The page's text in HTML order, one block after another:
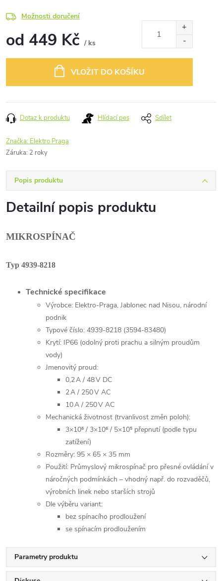
Možnosti doručení
od 449 Kč / ks
VLOŽIT DO KOŠÍKU
Dotaz k produktu Hlídací pes Sdílet
Značka: Elektro Praga
Záruka: 2 roky
Popis produktu
Detailní popis produktu
MIKROSPÍNAČ
Typ 4939-8218
Technické specifikace
Výrobce: Elektro-Praga, Jablonec nad Nisou, národní
podnik
Typové číslo: 4939-8218 (3594-83480)
Krytí: IP66 (odolný proti prachu a silným proudům
vody)
Jmenovitý proud:
0,2 A / 48 V DC
2 A / 250 V AC
10 A / 250 V AC
Mechanická životnost (trvanlivost změn poloh):
3×10⁶ / 3×10⁶ / 5×10⁵ přepnutí (podle typu
zatížení)
Rozměry: 95 × 65 × 35 mm
Použití: Průmyslový mikrospínač pro přesné ovládání v
náročných podmínkách – vhodný např. do rozvaděčů,
výrobních linek nebo starších strojů
Dle výběru variant:
bez spínacího prodloužení
se spínacím prodloužením
Parametry produktu